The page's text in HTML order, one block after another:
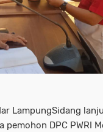
LampungSidang
pemohon DPC PWRI